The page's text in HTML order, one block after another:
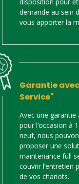
demande au sein
vous apporter la
Garantie
Service"
Avec une
pour l’occasion à
neuf, nous
proposer une
maintenance full
couvrir l’entretien
de vos chariots.